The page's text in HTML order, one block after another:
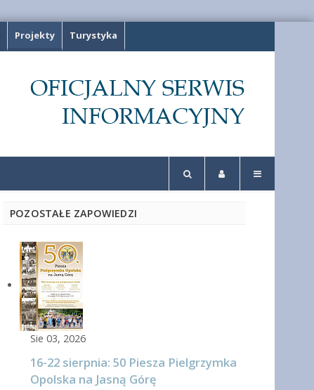
Projekty Turystyka
POZOSTAŁE ZAPOWIEDZI
Sie 03, 2026
16-22 sierpnia: 50 Piesza Pielgrzymka
Opolska na Jasną Górę